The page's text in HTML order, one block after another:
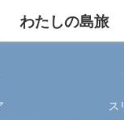
な20代女子が案内する旅のあ
ス
わたしの島旅